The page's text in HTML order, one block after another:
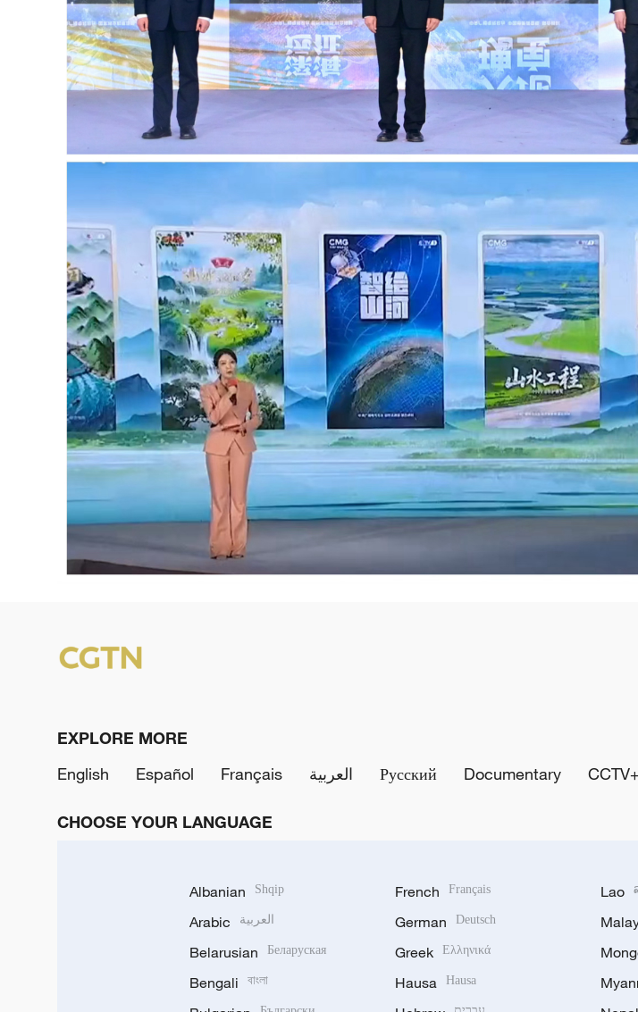
EXPLORE MORE
English
Español Français العربية Русский Documentary CCTV+
CHOOSE YOUR LANGUAGE
Albanian Shqip
Arabic العربية
Belarusian Беларуская
Bengali বাংলা
French Français
German Deutsch
Greek Ελληνικά
Hausa Hausa
Lao